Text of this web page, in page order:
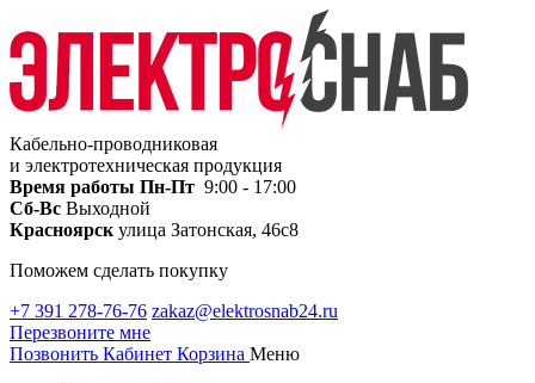
Кабельно-проводниковая
и электротехническая продукция
Время работы Пн-Пт 9:00 - 17:00
Сб-Вс Выходной
Красноярск улица Затонская, 46с8
Поможем сделать покупку
+7 391 278-76-76 zakaz@elektrosnab24.ru
Перезвоните мне
Позвонить Кабинет Корзина Меню